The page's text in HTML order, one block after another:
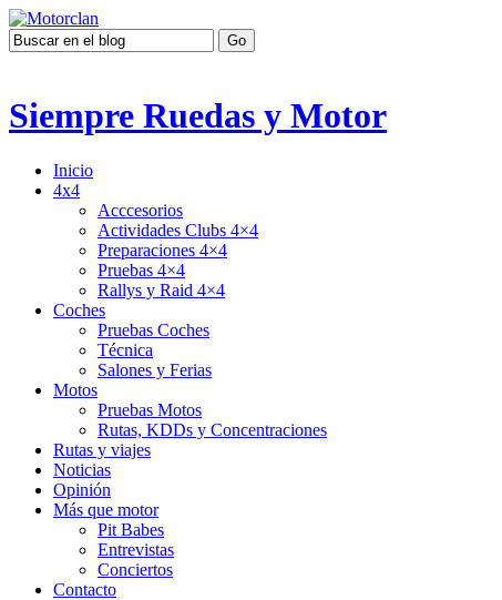
Siempre Ruedas y Motor
Inicio
4x4
Acccesorios
Actividades Clubs 4×4
Preparaciones 4×4
Pruebas 4×4
Rallys y Raid 4×4
Coches
Pruebas Coches
Técnica
Salones y Ferias
Motos
Pruebas Motos
Rutas, KDDs y Concentraciones
Rutas y viajes
Noticias
Opinión
Más que motor
Pit Babes
Entrevistas
Conciertos
Contacto